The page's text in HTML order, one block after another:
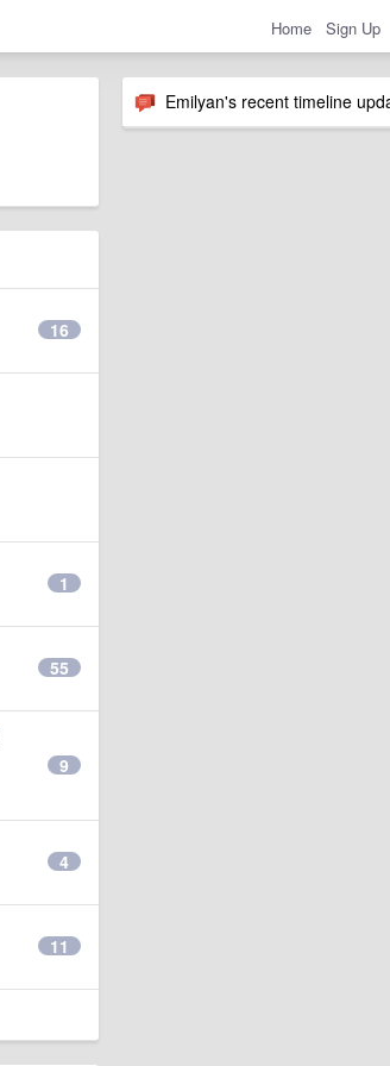
Home Sign Up
Emilyan's recent timeline
16
1
55
9
4
11